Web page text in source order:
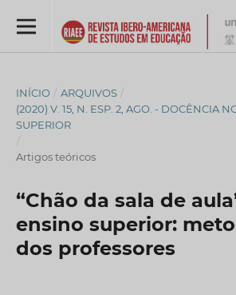
INÍCIO / ARQUIVOS /
(2020) V. 15, N. ESP. 2, AGO. - DOCÊNCIA
SUPERIOR
/
Artigos teóricos
“Chão da sala de
ensino superior:
dos professores